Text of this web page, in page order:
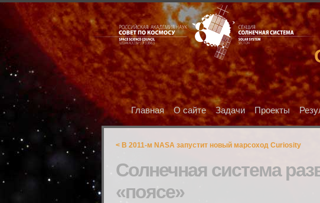
Главная О сайте Задачи Проекты
< В 2011-м NASA запустит новый марсоход Curiosity
Солнечная система
«поясе»